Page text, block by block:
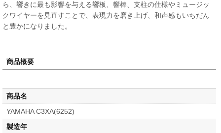
ら、響きに最も影響を与える響板、響棒、支柱の仕様やミュージッ
クワイヤーを見直すことで、表現力を磨き上げ、和声感もいちだん
と豊かになりました。
商品概要
商品名
YAMAHA C3XA(6252)
製造年